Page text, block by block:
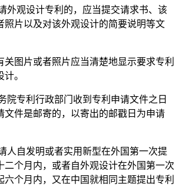
外观设计专利的，应当提交请求书、该
照片以及对该外观设计的简要说明等文
关图片或者照片应当清楚地显示要求专利
。
院专利行政部门收到专利申请文件之日
文件是邮寄的，以寄出的邮戳日为申请
人自发明或者实用新型在外国第一次提
二个月内，或者自外观设计在外国第一次
六个月内，又在中国就相同主题提出专利